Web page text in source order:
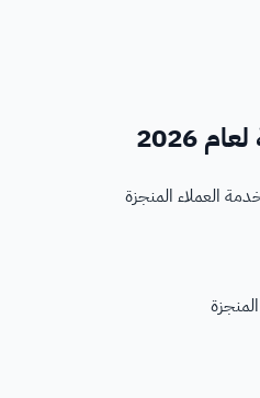
2026
العملاء المنجزة